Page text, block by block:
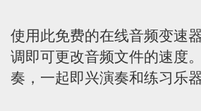
使用此免费的在线音频变速
调即可更改音频文件的速度
奏，一起即兴演奏和练习乐